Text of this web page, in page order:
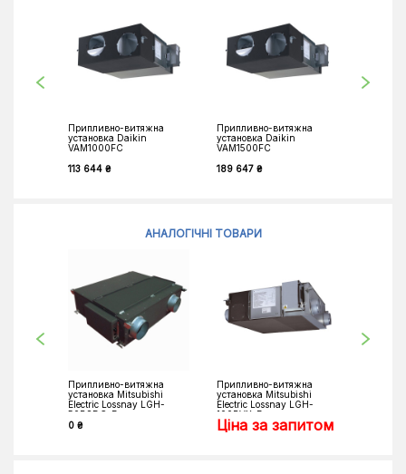
Припливно-витяжна
установка Daikin
VAM1000FC
113 644 ₴
Припливно-витяжна
установка Daikin
VAM1500FC
189 647 ₴
АНАЛОГІЧНІ ТОВАРИ
Припливно-витяжна
установка Mitsubishi
Electric Lossnay LGH-
50RSDC-E
0 ₴
Припливно-витяжна
установка Mitsubishi
Electric Lossnay LGH-
100RVX-E
Ціна за запитом